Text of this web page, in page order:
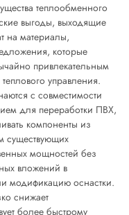
теплообменного
выгоды, выходящие
на материалы,
которые
привлекательным
управления.
с совместимости
для переработки ПВХ,
компоненты из
существующих
мощностей без
вложений в
модификацию оснастки.
снижает
более быстрому